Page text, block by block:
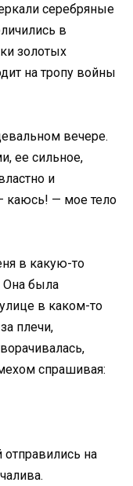
серебряные
в
золотых
на тропу войны
вечере.
ее сильное,
и
каюсь! — мое тело
в какую-то
Она была
в каком-то
плечи,
спрашивая:
на